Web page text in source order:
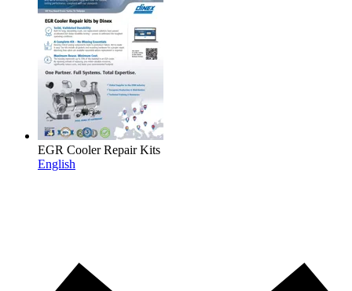
EGR Cooler Repair Kits
English